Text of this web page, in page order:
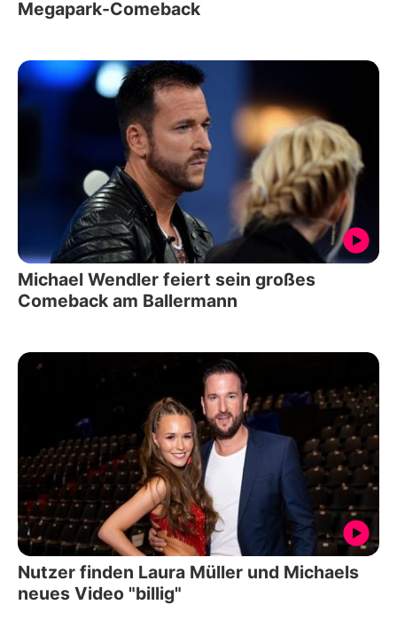
Megapark-Comeback
Michael Wendler feiert sein großes
Comeback am Ballermann
Nutzer finden Laura Müller und Michaels
neues Video "billig"